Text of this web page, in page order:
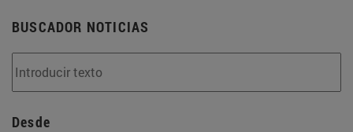
BUSCADOR NOTICIAS
Desde